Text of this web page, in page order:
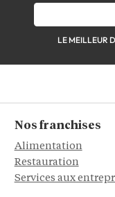
LE MEILLEUR
Nos franchises
Alimentation
Restauration
Services aux